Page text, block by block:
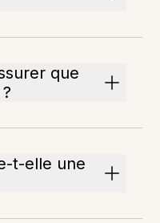
que
t-elle une